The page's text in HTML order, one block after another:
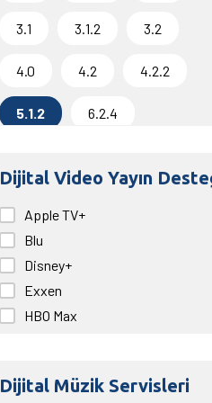
3.1 3.1.2 3.2
4.0 4.2 4.2.2
5.1.2 6.2.4
Dijital Video Yayın
Apple TV+
Blu
Disney+
Exxen
HBO Max
Puhu
Dijital Müzik Servisleri